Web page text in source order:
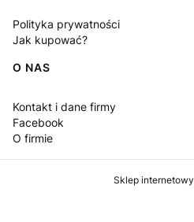
Polityka prywatności
Jak kupować?
O NAS
Kontakt i dane firmy
Facebook
O firmie
Sklep internetowy